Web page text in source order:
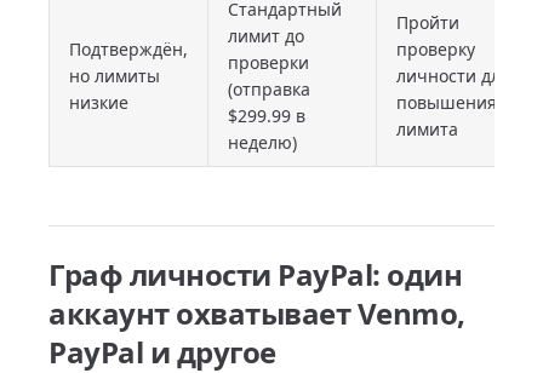
Подтверждён,
но лимиты
низкие
Стандартный
лимит до
проверки
(отправка
$299.99 в
неделю)
Пройти
проверку
личности для
повышения
лимита
Граф личности PayPal: один
аккаунт охватывает Venmo,
PayPal и другое